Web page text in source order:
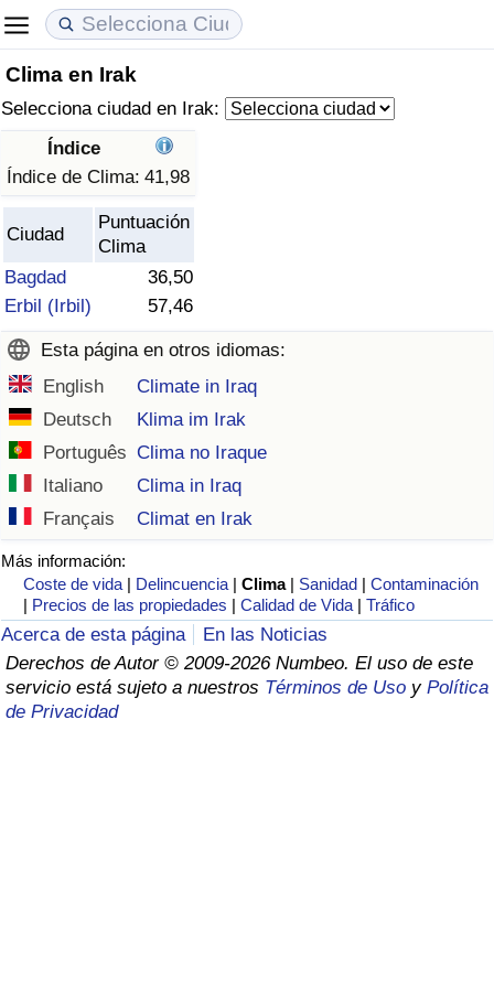
Clima en Irak
Selecciona ciudad en Irak:
Índice
Índice de Clima: 41,98
Ciudad
Puntuación
Clima
Bagdad
36,50
Erbil (Irbil)
57,46
Esta página en otros idiomas:
English
Climate in Iraq
Deutsch
Klima im Irak
Português Clima no Iraque
Italiano
Clima in Iraq
Français
Climat en Irak
Más información:
Coste de vida | Delincuencia |Clima | Sanidad |Contaminación
| Precios de las propiedades |Calidad de Vida |Tráfico
Acerca de esta página
En las Noticias
Derechos de Autor © 2009-2026 Numbeo. El uso de este
servicio está sujeto a nuestros Términos de Uso y Política
de Privacidad
Coste de vida
Índice de Costo de Vida (Actual)
Índice de Costo de Vida
Índice de costo de vida por país
en aqaba
Precios de las propiedades
Índice de Precios de Inmuebles (Actual)
Índice de Precios de Inmuebles
Índice de Precios de Inmuebles por País
Calidad de Vida
Índice de Calidad de Vida
Índice de Calidad de Vida (Actual)
Índice de calidad de vida por país
Delincuencia
Calificación del Índice de Criminalidad
(Actual)
Índice de Criminalidad
Índice de criminalidad por país
Sanidad
Índice de Sanidad (Actual)
Índice de Sanidad